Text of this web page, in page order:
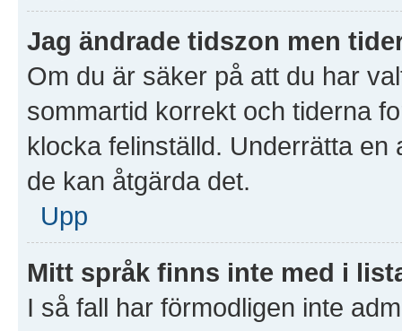
Jag ändrade tidszon men
Om du är säker på att du har
sommartid korrekt och tiderna
klocka felinställd. Underrätta
de kan åtgärda det.
Upp
Mitt språk finns inte med i
I så fall har förmodligen inte